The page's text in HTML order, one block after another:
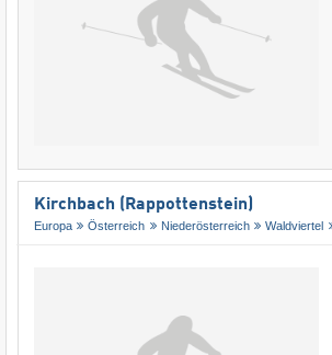
Kirchbach (Rappottenstein)
Europa Österreich Niederösterreich Waldviertel